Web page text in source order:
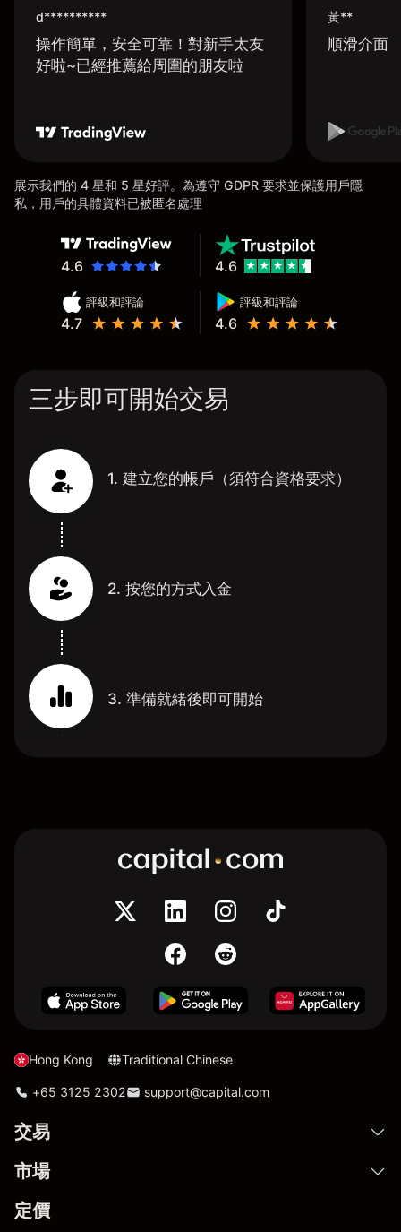
d**********
操作簡單，安全可靠！對新手太友
好啦~已經推薦給周圍的朋友啦
黃**
順滑介面
展示我們的 4 星和 5 星好評。為遵守 GDPR 要求並保護用戶隱
私，用戶的具體資料已被匿名處理
4.6
評級和評論
4.7
評級和評論
4.6
4.6
三步即可開始交易
1. 建立您的帳戶（須符合資格要求）
2. 按您的方式入金
3. 準備就緒後即可開始
Hong Kong Traditional Chinese
+65 3125 2302 support@capital.com
交易
市場
定價